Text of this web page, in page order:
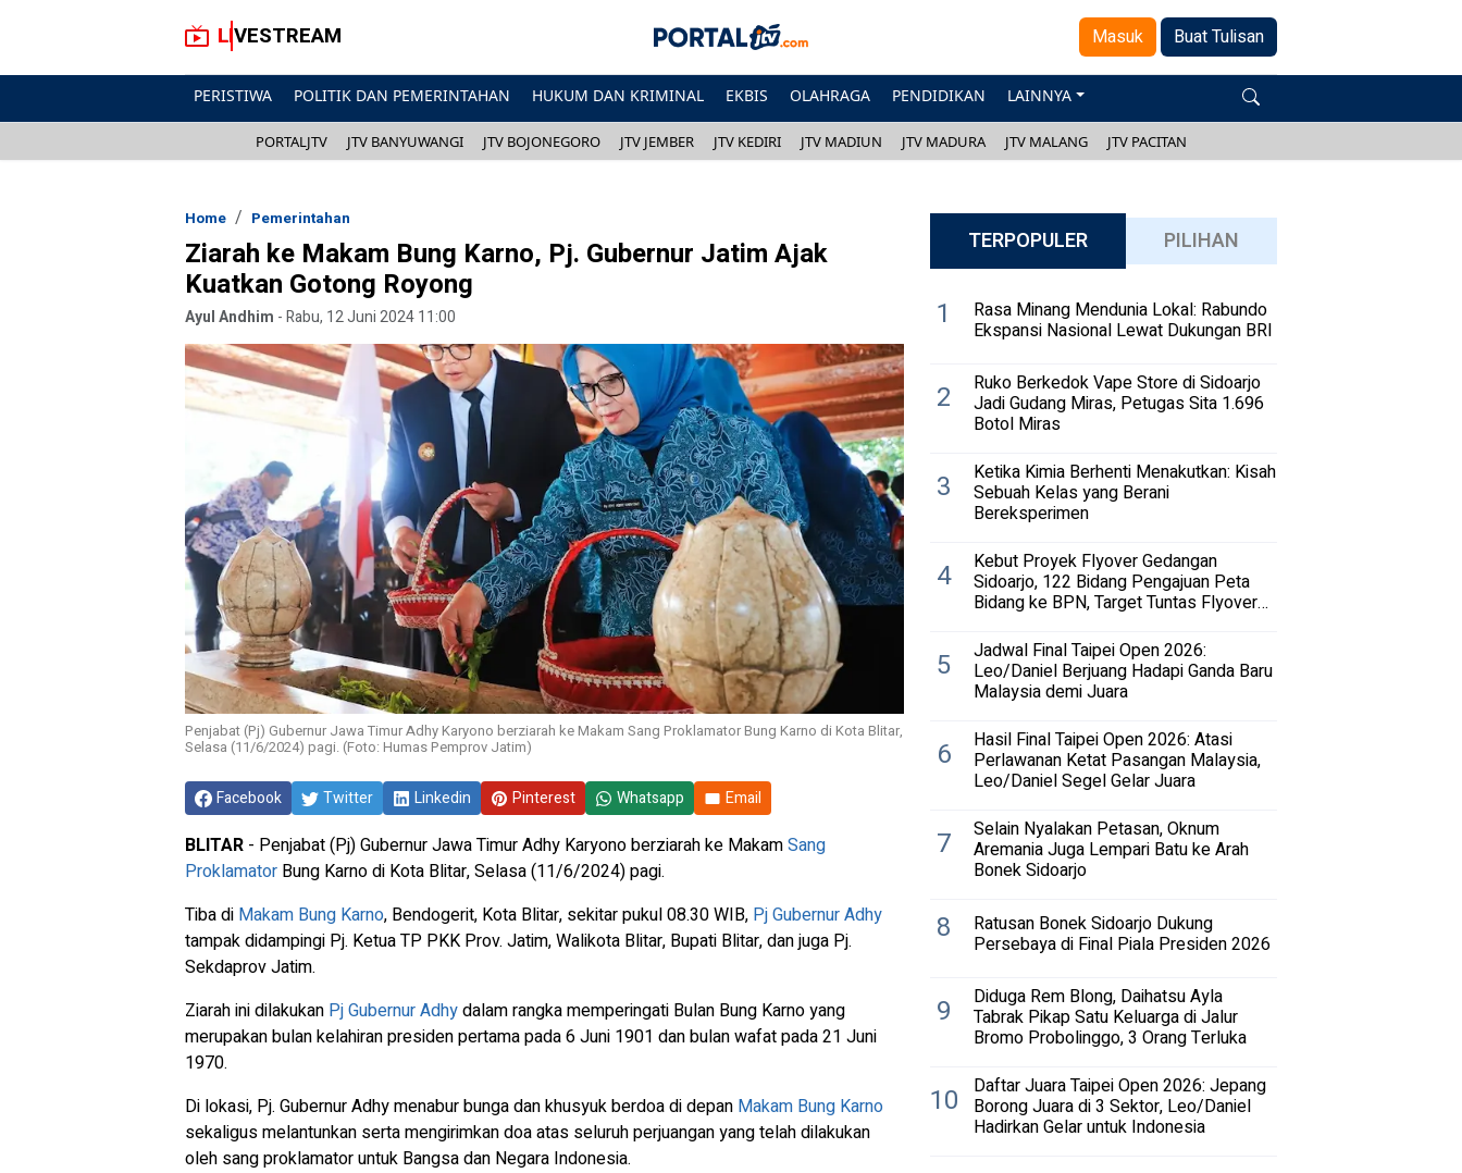
LIVESTREAM Masuk Buat Tulisan
PERISTIWA POLITIK DAN PEMERINTAHAN HUKUM DAN KRIMINAL EKBIS OLAHRAGA PENDIDIKAN LAINNYA
PORTALJTV JTV BANYUWANGI JTV BOJONEGORO JTV JEMBER JTV KEDIRI JTV MADIUN JTV MADURA JTV MALANG JTV PACITAN
Home Pemerintahan
Ziarah ke Makam Bung Karno, Pj. Gubernur Jatim Ajak
Kuatkan Gotong Royong
Ayul Andhim -Rabu, 12 Juni 2024 11:00
Penjabat (Pj) Gubernur Jawa Timur Adhy Karyono berziarah ke Makam Sang Proklamator Bung Karno di Kota Blitar,
Selasa (11/6/2024) pagi. (Foto: Humas Pemprov Jatim)
Facebook Twitter Linkedin Pinterest Whatsapp Email
BLITAR - Penjabat (Pj) Gubernur Jawa Timur Adhy Karyono berziarah ke MakamSang
Proklamator Bung Karno di Kota Blitar, Selasa (11/6/2024) pagi.
Tiba di Makam Bung Karno, Bendogerit, Kota Blitar, sekitar pukul 08.30 WIB, Pj Gubernur Adhy
tampak didampingi Pj. Ketua TP PKK Prov. Jatim, Walikota Blitar, Bupati Blitar, dan juga Pj.
Sekdaprov Jatim.
Ziarah ini dilakukan Pj Gubernur Adhydalam rangka memperingati Bulan Bung Karno yang
merupakan bulan kelahiran presiden pertama pada 6 Juni 1901 dan bulan wafat pada 21 Juni
1970.
Di lokasi, Pj. Gubernur Adhy menabur bunga dan khusyuk berdoa di depan Makam Bung Karno
sekaligus melantunkan serta mengirimkan doa atas seluruh perjuangan yang telah dilakukan
oleh sang proklamator untuk Bangsa dan Negara Indonesia.
TERPOPULER PILIHAN
1 Rasa Minang Mendunia Lokal: Rabundo
Ekspansi Nasional Lewat Dukungan BRI
2 Ruko Berkedok Vape Store di Sidoarjo
Jadi Gudang Miras, Petugas Sita 1.696
Botol Miras
3 Ketika Kimia Berhenti Menakutkan: Kisah
Sebuah Kelas yang Berani
Bereksperimen
4 Kebut Proyek Flyover Gedangan
Sidoarjo, 122 Bidang Pengajuan Peta
Bidang ke BPN, Target Tuntas Flyover
5 Jadwal Final Taipei Open 2026:
Leo/Daniel Berjuang Hadapi Ganda Baru
Malaysia demi Juara
6 Hasil Final Taipei Open 2026: Atasi
Perlawanan Ketat Pasangan Malaysia,
Leo/Daniel Segel Gelar Juara
7 Selain Nyalakan Petasan, Oknum
Aremania Juga Lempari Batu ke Arah
Bonek Sidoarjo
8 Ratusan Bonek Sidoarjo Dukung
Persebaya di Final Piala Presiden 2026
9 Diduga Rem Blong, Daihatsu Ayla
Tabrak Pikap Satu Keluarga di Jalur
Bromo Probolinggo, 3 Orang Terluka
10 Daftar Juara Taipei Open 2026: Jepang
Borong Juara di 3 Sektor, Leo/Daniel
Hadirkan Gelar untuk Indonesia